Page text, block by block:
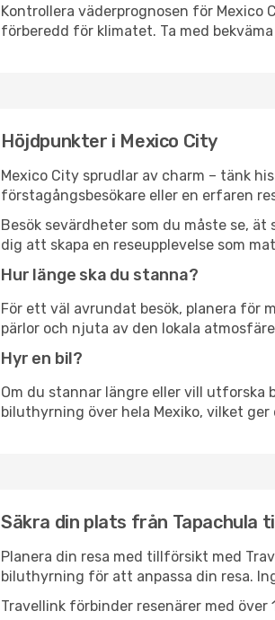
Kontrollera väderprognosen för Mexico
förberedd för klimatet. Ta med
Höjdpunkter i Mexico City
Mexico City sprudlar av charm – tänk
förstagångsbesökare eller en erfaren
Besök sevärdheter som du måste se,
dig att skapa en reseupplevelse som
Hur länge ska du stanna?
För ett väl avrundat besök, planera för
pärlor och njuta av den lokala
Hyr en bil?
Om du stannar längre eller vill utforska
biluthyrning över hela Mexiko, vilket
Säkra din plats från Tapachula
Planera din resa med tillförsikt med
biluthyrning för att anpassa din resa.
Travellink förbinder resenärer med